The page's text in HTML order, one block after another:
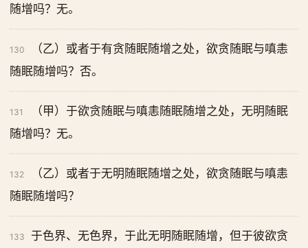
随增吗？无。
130
（乙）或者于有贪随眠随增之处，欲贪随眠与嗔恚
随眠随增吗？否。
131
（甲）于欲贪随眠与嗔恚随眠随增之处，无明随眠
随增吗？无。
132
（乙）或者于无明随眠随增之处，欲贪随眠与嗔恚
随眠随增吗？
133
于色界、无色界，于此无明随眠随增，但于彼欲贪